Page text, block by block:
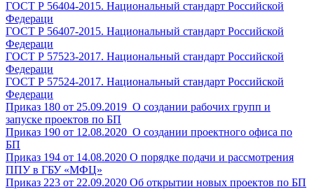
ГОСТ Р 56404-2015. Национальный стандарт Российской
Федераци
ГОСТ Р 56407-2015. Национальный стандарт Российской
Федераци
ГОСТ Р 57523-2017. Национальный стандарт Российской
Федераци
ГОСТ Р 57524-2017. Национальный стандарт Российской
Федераци
Приказ 180 от 25.09.2019_О создании рабочих групп и
запуске проектов по БП
Приказ 190 от 12.08.2020_О создании проектного офиса по
БП
Приказ 194 от 14.08.2020 О порядке подачи и рассмотрения
ППУ в ГБУ «МФЦ»
Приказ 223 от 22.09.2020 Об открытии новых проектов по БП